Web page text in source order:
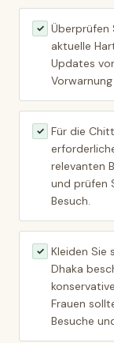
✓ Überprüfen
aktuelle
Updates
✓ Für die
relevanten
und prüfen
Besuch.
✓ Kleiden Sie
Dhaka
Frauen
Besuche